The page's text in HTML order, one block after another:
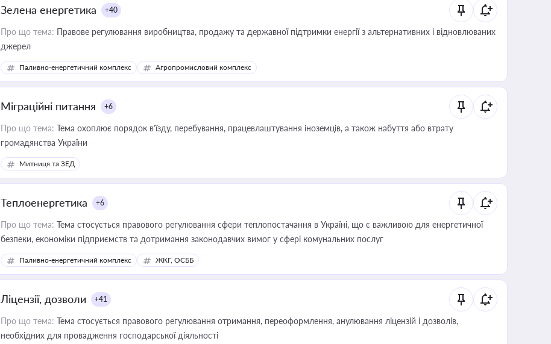
Зелена енергетика +40
Про що тема: Правове регулювання виробництва, продажу та державної підтримки енергії з альтернативних і відновлюваних
джерел
Паливно-енергетичний комплекс Агропромисловий комплекс
Міграційні питання +6
Про що тема: Тема охоплює порядок в’їзду, перебування, працевлаштування іноземців, а також набуття або втрату
громадянства України
Митниця та ЗЕД
Теплоенергетика +6
Про що тема: Тема стосується правового регулювання сфери теплопостачання в Україні, що є важливою для енергетичної
безпеки, економіки підприємств та дотримання законодавчих вимог у сфері комунальних послуг
Паливно-енергетичний комплекс ЖКГ, ОСББ
Ліцензії, дозволи +41
Про що тема: Тема стосується правового регулювання отримання, переоформлення, анулювання ліцензій і дозволів,
необхідних для провадження господарської діяльності